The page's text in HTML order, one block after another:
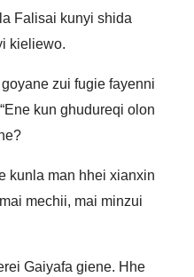
Falisai kunyi shida
kieliewo.
zui fugie fayenni
kun ghudureqi olon
kunla man hhei xianxin
mechii, mai minzui
Gaiyafa giene. Hhe